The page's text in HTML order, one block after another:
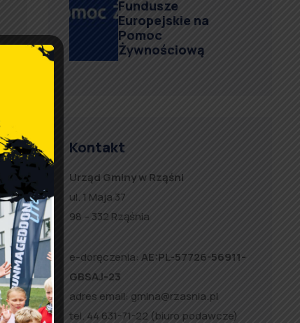
Fundusze
Europejskie na
Pomoc
Żywnościową
Kontakt
Urząd Gminy w Rząśni
ul. 1 Maja 37
98 – 332 Rząśnia
e-doręczenia: AE:PL-57726-56911-
GBSAJ-23
adres email: gmina@rzasnia.pl
tel. 44 631-71-22 (biuro podawcze)